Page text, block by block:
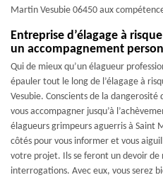
Martin Vesubie 06450 aux
Entreprise d’élagage à
un accompagnement
Qui de mieux qu’un élagueur
épauler tout le long de l’élagage à
Vesubie. Conscients de la
vous accompagner jusqu’à
élagueurs grimpeurs aguerris à Saint
côtés pour vous informer et vous
votre projet. Ils se feront un devoir de
interrogations. Avec eux, vous serez